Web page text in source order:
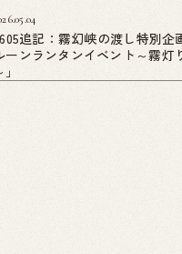
追記：霧幻峡の渡し特別企
ーンランタンイベント～霧灯